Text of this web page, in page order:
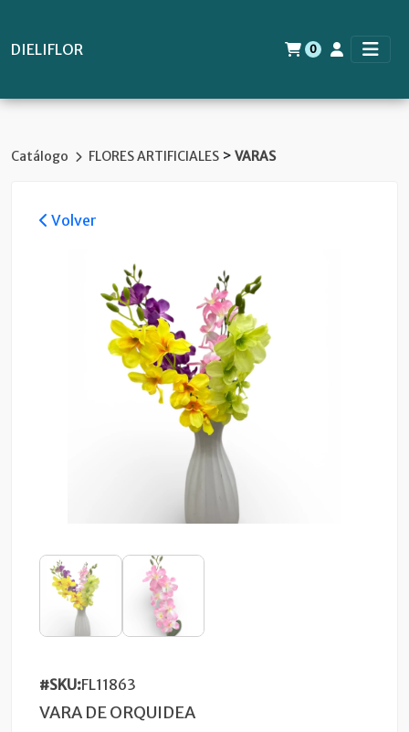
DIELIFLOR 0
Catálogo FLORES ARTIFICIALES > VARAS
Volver
#SKU:FL11863
VARA DE ORQUIDEA